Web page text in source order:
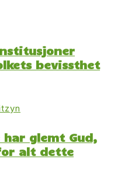
bevissthet
har glemt Gud,
alt dette